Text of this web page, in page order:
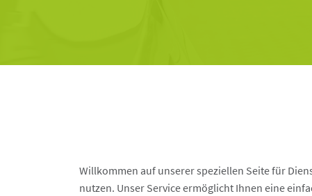
Willkommen auf unserer speziellen Seite für
nutzen. Unser Service ermöglicht Ihnen eine